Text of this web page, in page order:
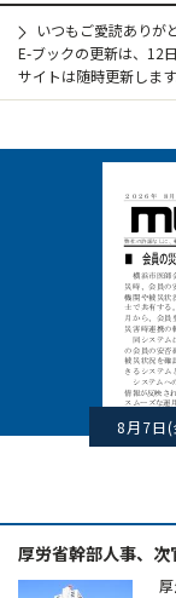
いつもご愛読ありが
E-ブックの更新は、12
サイトは随時更新します
8月7日(
厚労省幹部人事、
厚